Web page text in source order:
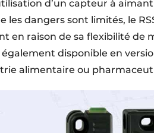
d’un capteur à
les dangers sont limités, le
en raison de sa flexibilité de
disponible en
alimentaire ou